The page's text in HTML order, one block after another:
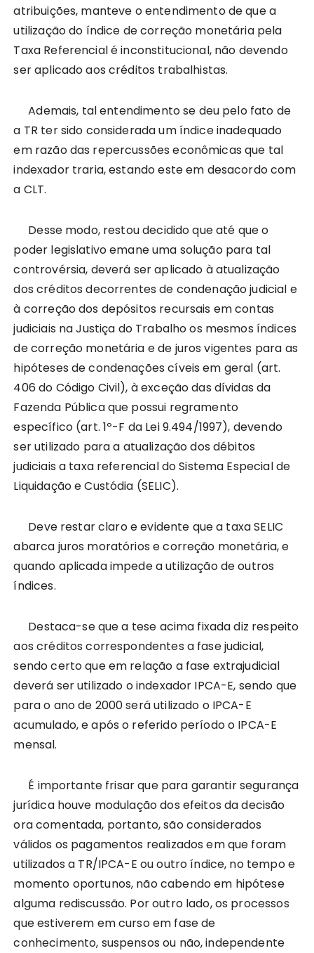
atribuições, manteve o entendimento de que a
utilização do índice de correção monetária pela
Taxa Referencial é inconstitucional, não devendo
ser aplicado aos créditos trabalhistas.
Ademais, tal entendimento se deu pelo fato de
a TR ter sido considerada um índice inadequado
em razão das repercussões econômicas que tal
indexador traria, estando este em desacordo com
a CLT.
Desse modo, restou decidido que até que o
poder legislativo emane uma solução para tal
controvérsia, deverá ser aplicado à atualização
dos créditos decorrentes de condenação judicial e
à correção dos depósitos recursais em contas
judiciais na Justiça do Trabalho os mesmos índices
de correção monetária e de juros vigentes para as
hipóteses de condenações cíveis em geral (art.
406 do Código Civil), à exceção das dívidas da
Fazenda Pública que possui regramento
específico (art. 1º-F da Lei 9.494/1997), devendo
ser utilizado para a atualização dos débitos
judiciais a taxa referencial do Sistema Especial de
Liquidação e Custódia (SELIC).
Deve restar claro e evidente que a taxa SELIC
abarca juros moratórios e correção monetária, e
quando aplicada impede a utilização de outros
índices.
Destaca-se que a tese acima fixada diz respeito
aos créditos correspondentes a fase judicial,
sendo certo que em relação a fase extrajudicial
deverá ser utilizado o indexador IPCA-E, sendo que
para o ano de 2000 será utilizado o IPCA-E
acumulado, e após o referido período o IPCA-E
mensal.
É importante frisar que para garantir segurança
jurídica houve modulação dos efeitos da decisão
ora comentada, portanto, são considerados
válidos os pagamentos realizados em que foram
utilizados a TR/IPCA-E ou outro índice, no tempo e
momento oportunos, não cabendo em hipótese
alguma rediscussão. Por outro lado, os processos
que estiverem em curso em fase de
conhecimento, suspensos ou não, independente